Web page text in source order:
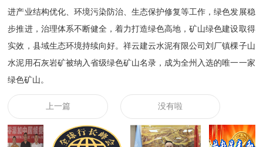
进产业结构优化、环境污染防治、生态保护修复等工作，绿色发展稳
步推进，治理体系不断健全，着力打造绿色高地，矿山绿色建设取得
实效，县域生态环境持续向好。祥云建云水泥有限公司刘厂镇棵子山
水泥用石灰岩矿被纳入省级绿色矿山名录，成为全州入选的唯一一家
绿色矿山。
上一篇 没有啦